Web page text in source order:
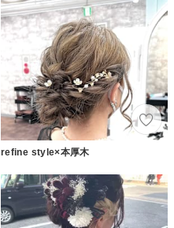
refine style×本厚木